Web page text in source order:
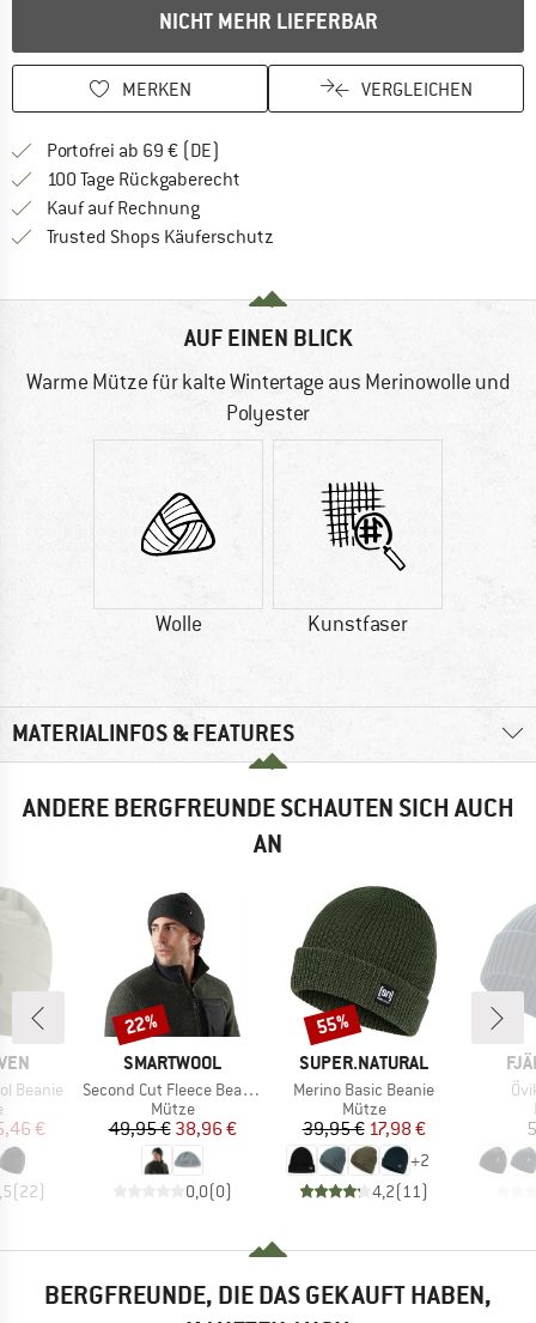
NICHT MEHR LIEFERBAR
MERKEN VERGLEICHEN
Portofrei ab 69 € (DE)
100 Tage Rückgaberecht
Kauf auf RechnungFinde die Zahlungs-Infos hier! Öffnet
Trusted Shops Käuferschutz
AUF EINEN BLICK
Warme Mütze für kalte Wintertage aus Merinowolle und
Polyester
Wolle Kunstfaser
MATERIALINFOS & FEATURES
ANDERE BERGFREUNDE SCHAUTEN SICH AUCH
AN
Beanie
Preis
€
(22)
MARKE
SMARTWOOL
Artikel
Second Cut Fleece Beanie
Produktgruppe
Mütze
Preis
49,95 €reduzierter Preis
38,96 €
0,0(0)
Rabatt
22%
MARKE
SUPER.NATURAL
Artikel
Merino Basic Beanie
Produktgruppe
Mütze
Preis
39,95 €reduzierter Preis
17,98 €
+2
4,2(11 )
Rabatt
55%
BERGFREUNDE, DIE DAS GEKAUFT HABEN,